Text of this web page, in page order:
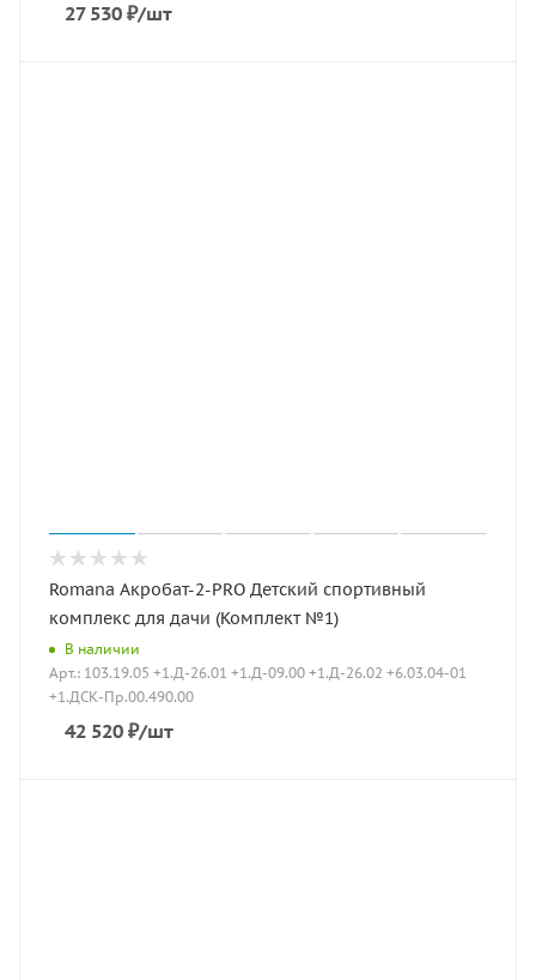
27 530 ₽/шт
Romana Акробат-2-PRO Детский спортивный
комплекс для дачи (Комплект №1)
В наличии
Арт.: 103.19.05 +1.Д-26.01 +1.Д-09.00 +1.Д-26.02 +6.03.04-01
+1.ДСК-Пр.00.490.00
42 520 ₽/шт